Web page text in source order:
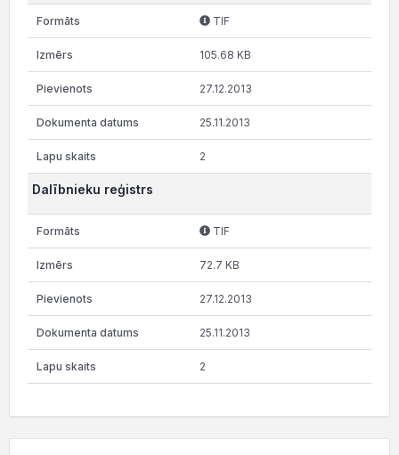
TIF
105.68 KB
27.12.2013
25.11.2013
2
Dalībnieku reģistrs
TIF
72.7 KB
27.12.2013
25.11.2013
2